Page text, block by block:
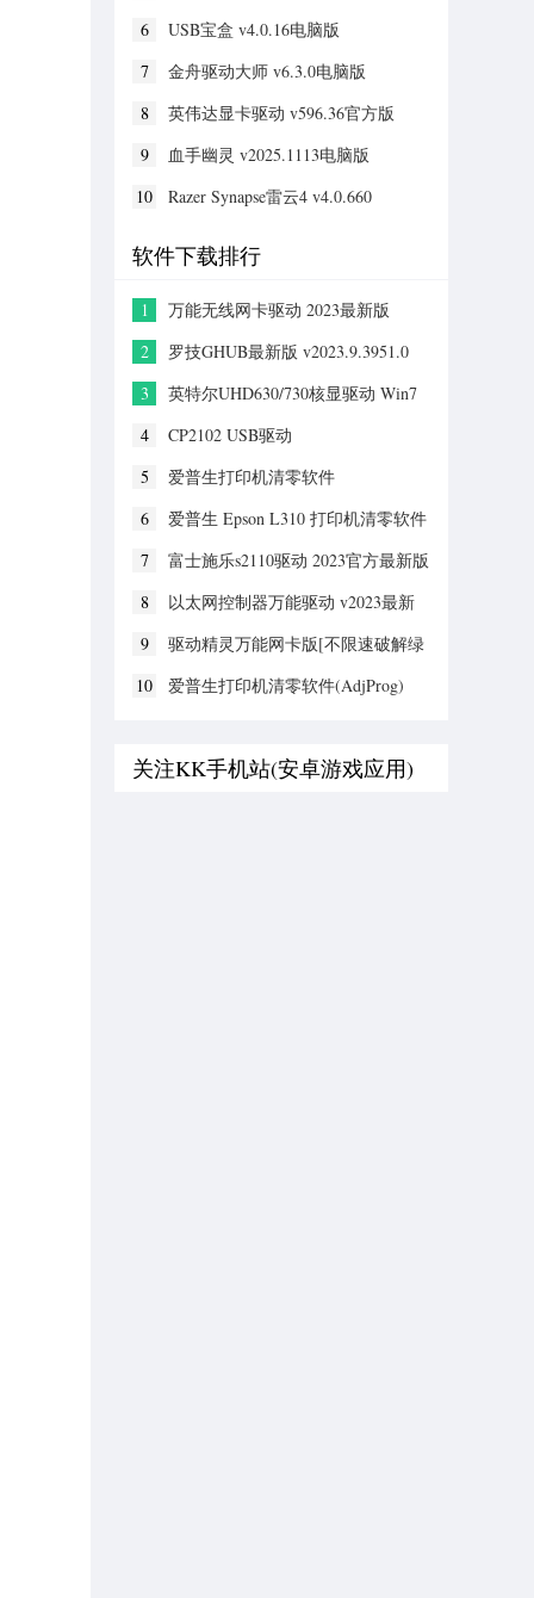
6
USB宝盒 v4.0.16电脑版
7
金舟驱动大师 v6.3.0电脑版
8
英伟达显卡驱动 v596.36官方版
9
血手幽灵 v2025.1113电脑版
10
Razer Synapse雷云4 v4.0.660
软件下载排行
1
万能无线网卡驱动 2023最新版
2
罗技GHUB最新版 v2023.9.3951.0
3
英特尔UHD630/730核显驱动 Win7
4
CP2102 USB驱动
5
爱普生打印机清零软件
永久免费版
6
爱普生 Epson L310 打印机清零软件
7
富士施乐s2110驱动 2023官方最新版
8
以太网控制器万能驱动 v2023最新
9
驱动精灵万能网卡版[不限速破解绿
10
爱普生打印机清零软件(AdjProg)
关注KK手机站(安卓游戏应用)